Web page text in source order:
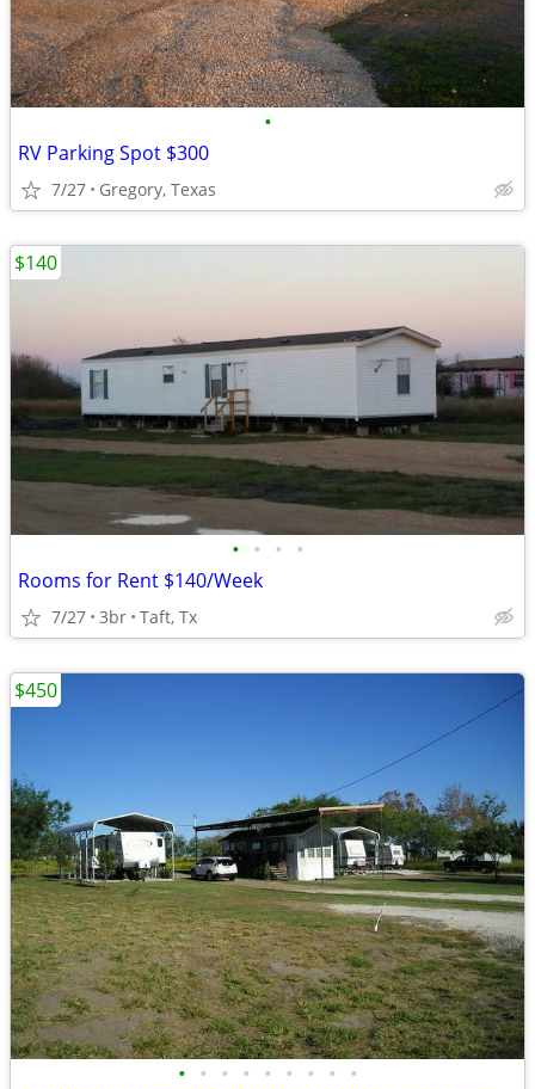
•
RV Parking Spot $300
7/27 Gregory, Texas
• • • •
Rooms for Rent $140/Week
7/27 3br Taft, Tx
$140
• • • • • • • • •
$450